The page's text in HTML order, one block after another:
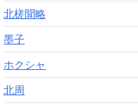
北槎聞略
墨子
ホクシャ
北周